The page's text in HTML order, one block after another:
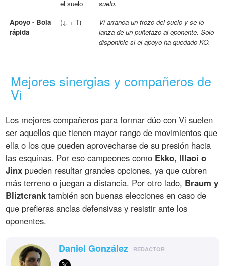
el suelo
suelo.
Apoyo - Bola
rápida
(↓ + T)
Vi arranca un trozo del suelo y se lo
lanza de un puñetazo al oponente. Solo
disponible si el apoyo ha quedado KO.
Mejores sinergias y compañeros de
Vi
Los mejores compañeros para formar dúo con Vi suelen
ser aquellos que tienen mayor rango de movimientos que
ella o los que pueden aprovecharse de su presión hacia
las esquinas. Por eso campeones como Ekko, Illaoi o
Jinx pueden resultar grandes opciones, ya que cubren
más terreno o juegan a distancia. Por otro lado, Braum y
Bliztcrank también son buenas elecciones en caso de
que prefieras anclas defensivas y resistir ante los
oponentes.
Daniel González REDACTOR